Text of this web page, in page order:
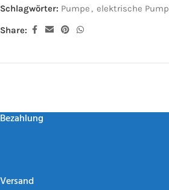
Schlagwörter: Pumpe , elektrische
Share:
Bezahlung
Versand